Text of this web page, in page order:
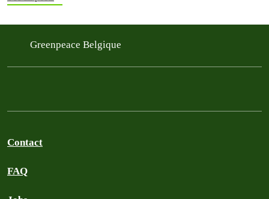
Greenpeace Belgique
Contact
FAQ